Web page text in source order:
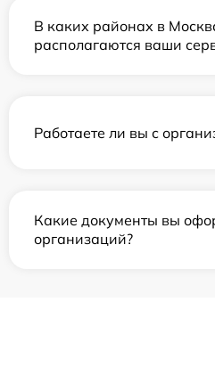
В каких районах в
располагаются ваши
Работаете ли вы с
Какие документы вы
организаций?